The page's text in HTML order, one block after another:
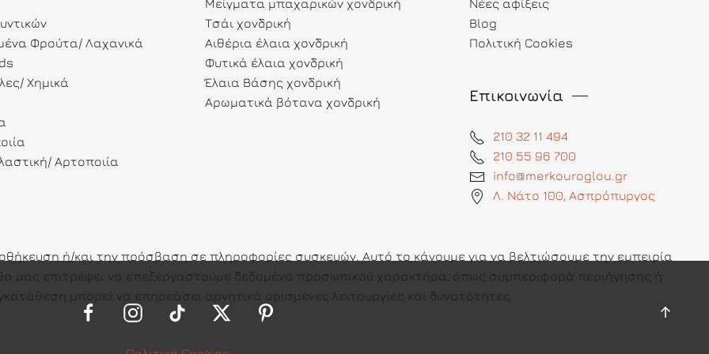
Φρούτα/ Λαχανικά
Χημικά
Αρτοποιία
Μείγματα μπαχαρικών χονδρική
Τσάι χονδρική
Αιθέρια έλαια χονδρική
Φυτικά έλαια χονδρική
Έλαια Βάσης χονδρική
Αρωματικά βότανα χονδρική
Νέες αφίξεις
Blog
Πολιτική Cookies
Επικοινωνία
210 32 11 494
210 55 96 700
info@merkouroglou.gr
Λ. Νάτο 100, Ασπρόπυργος
ή/και την πρόσβαση σε πληροφορίες συσκευών. Αυτό το κάνουμε για να βελτιώσουμε την εμπειρία
θα μας επιτρέψει να επεξεργαστούμε δεδομένα προσωπικού χαρακτήρα, όπως συμπεριφορά περιήγησης ή
μπορεί να επηρεάσει αρνητικά ορισμένες λειτουργίες και δυνατότητες.